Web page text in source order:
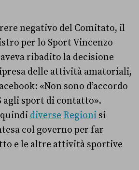
negativo del Comitato, il
per lo Sport Vincenzo
ribadito la decisione
delle attività amatoriali,
«Non sono d’accordo
agli sport di contatto».
quindi diverse Regioni si
col governo per far
e le altre attività sportive